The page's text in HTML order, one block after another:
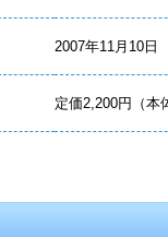
2007年11月10日
定価2,200円（本